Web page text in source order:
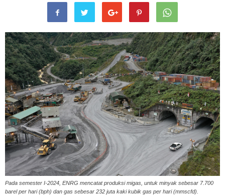
Pada semester I-2024, ENRG mencatat produksi migas, untuk minyak sebesar 7.700
barel per hari (bph) dan gas sebesar 232 juta kaki kubik gas per hari (mmscfd).